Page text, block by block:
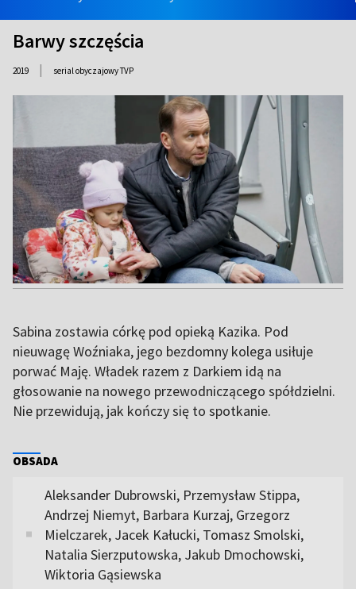
Barwy szczęścia
2019 | serial obyczajowy TVP
Sabina zostawia córkę pod opieką Kazika. Pod
nieuwagę Woźniaka, jego bezdomny kolega usiłuje
porwać Maję. Władek razem z Darkiem idą na
głosowanie na nowego przewodniczącego spółdzielni.
Nie przewidują, jak kończy się to spotkanie.
OBSADA
Aleksander Dubrowski, Przemysław Stippa,
Andrzej Niemyt, Barbara Kurzaj, Grzegorz
Mielczarek, Jacek Kałucki, Tomasz Smolski,
Natalia Sierzputowska, Jakub Dmochowski,
Wiktoria Gąsiewska